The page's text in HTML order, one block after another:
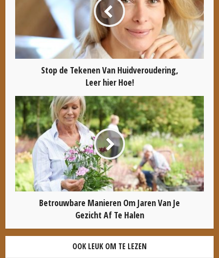
Stop de Tekenen Van Huidveroudering,
Leer hier Hoe!
Betrouwbare Manieren Om Jaren Van Je
Gezicht Af Te Halen
OOK LEUK OM TE LEZEN